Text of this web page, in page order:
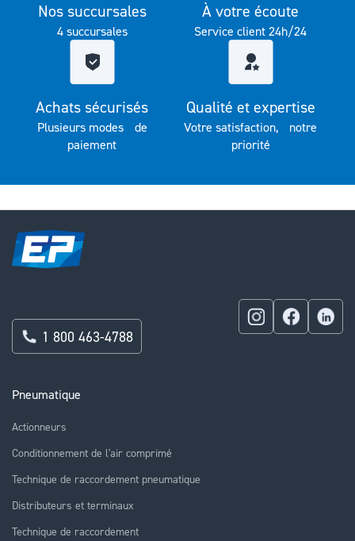
Nos succursales
4 succursales
À votre écoute
Service client 24h/24
Achats sécurisés
Plusieurs modes de
paiement
Qualité et expertise
Votre satisfaction, notre
priorité
Pneumatique
Actionneurs
Conditionnement de l'air comprimé
Technique de raccordement pneumatique
Distributeurs et terminaux
Technique de raccordement
1 800 463-4788